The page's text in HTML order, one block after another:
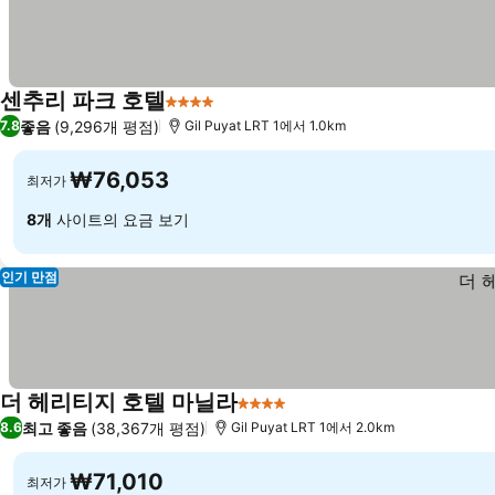
센추리 파크 호텔4 성급
7.8좋음 (9,296개 평점) Gil Puyat LRT 1에서 1.0km
최저가 ₩76,053
8개 사이트의 요금 보기
인기 만점
더 헤리티지 호텔 마닐라4 성급
8.6최고 좋음 (38,367개 평점) Gil Puyat LRT 1에서 2.0km
최저가 ₩71,010